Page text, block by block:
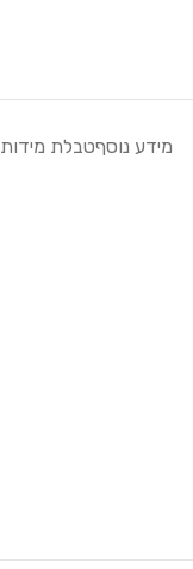
מידע נוסףטבלת מידות